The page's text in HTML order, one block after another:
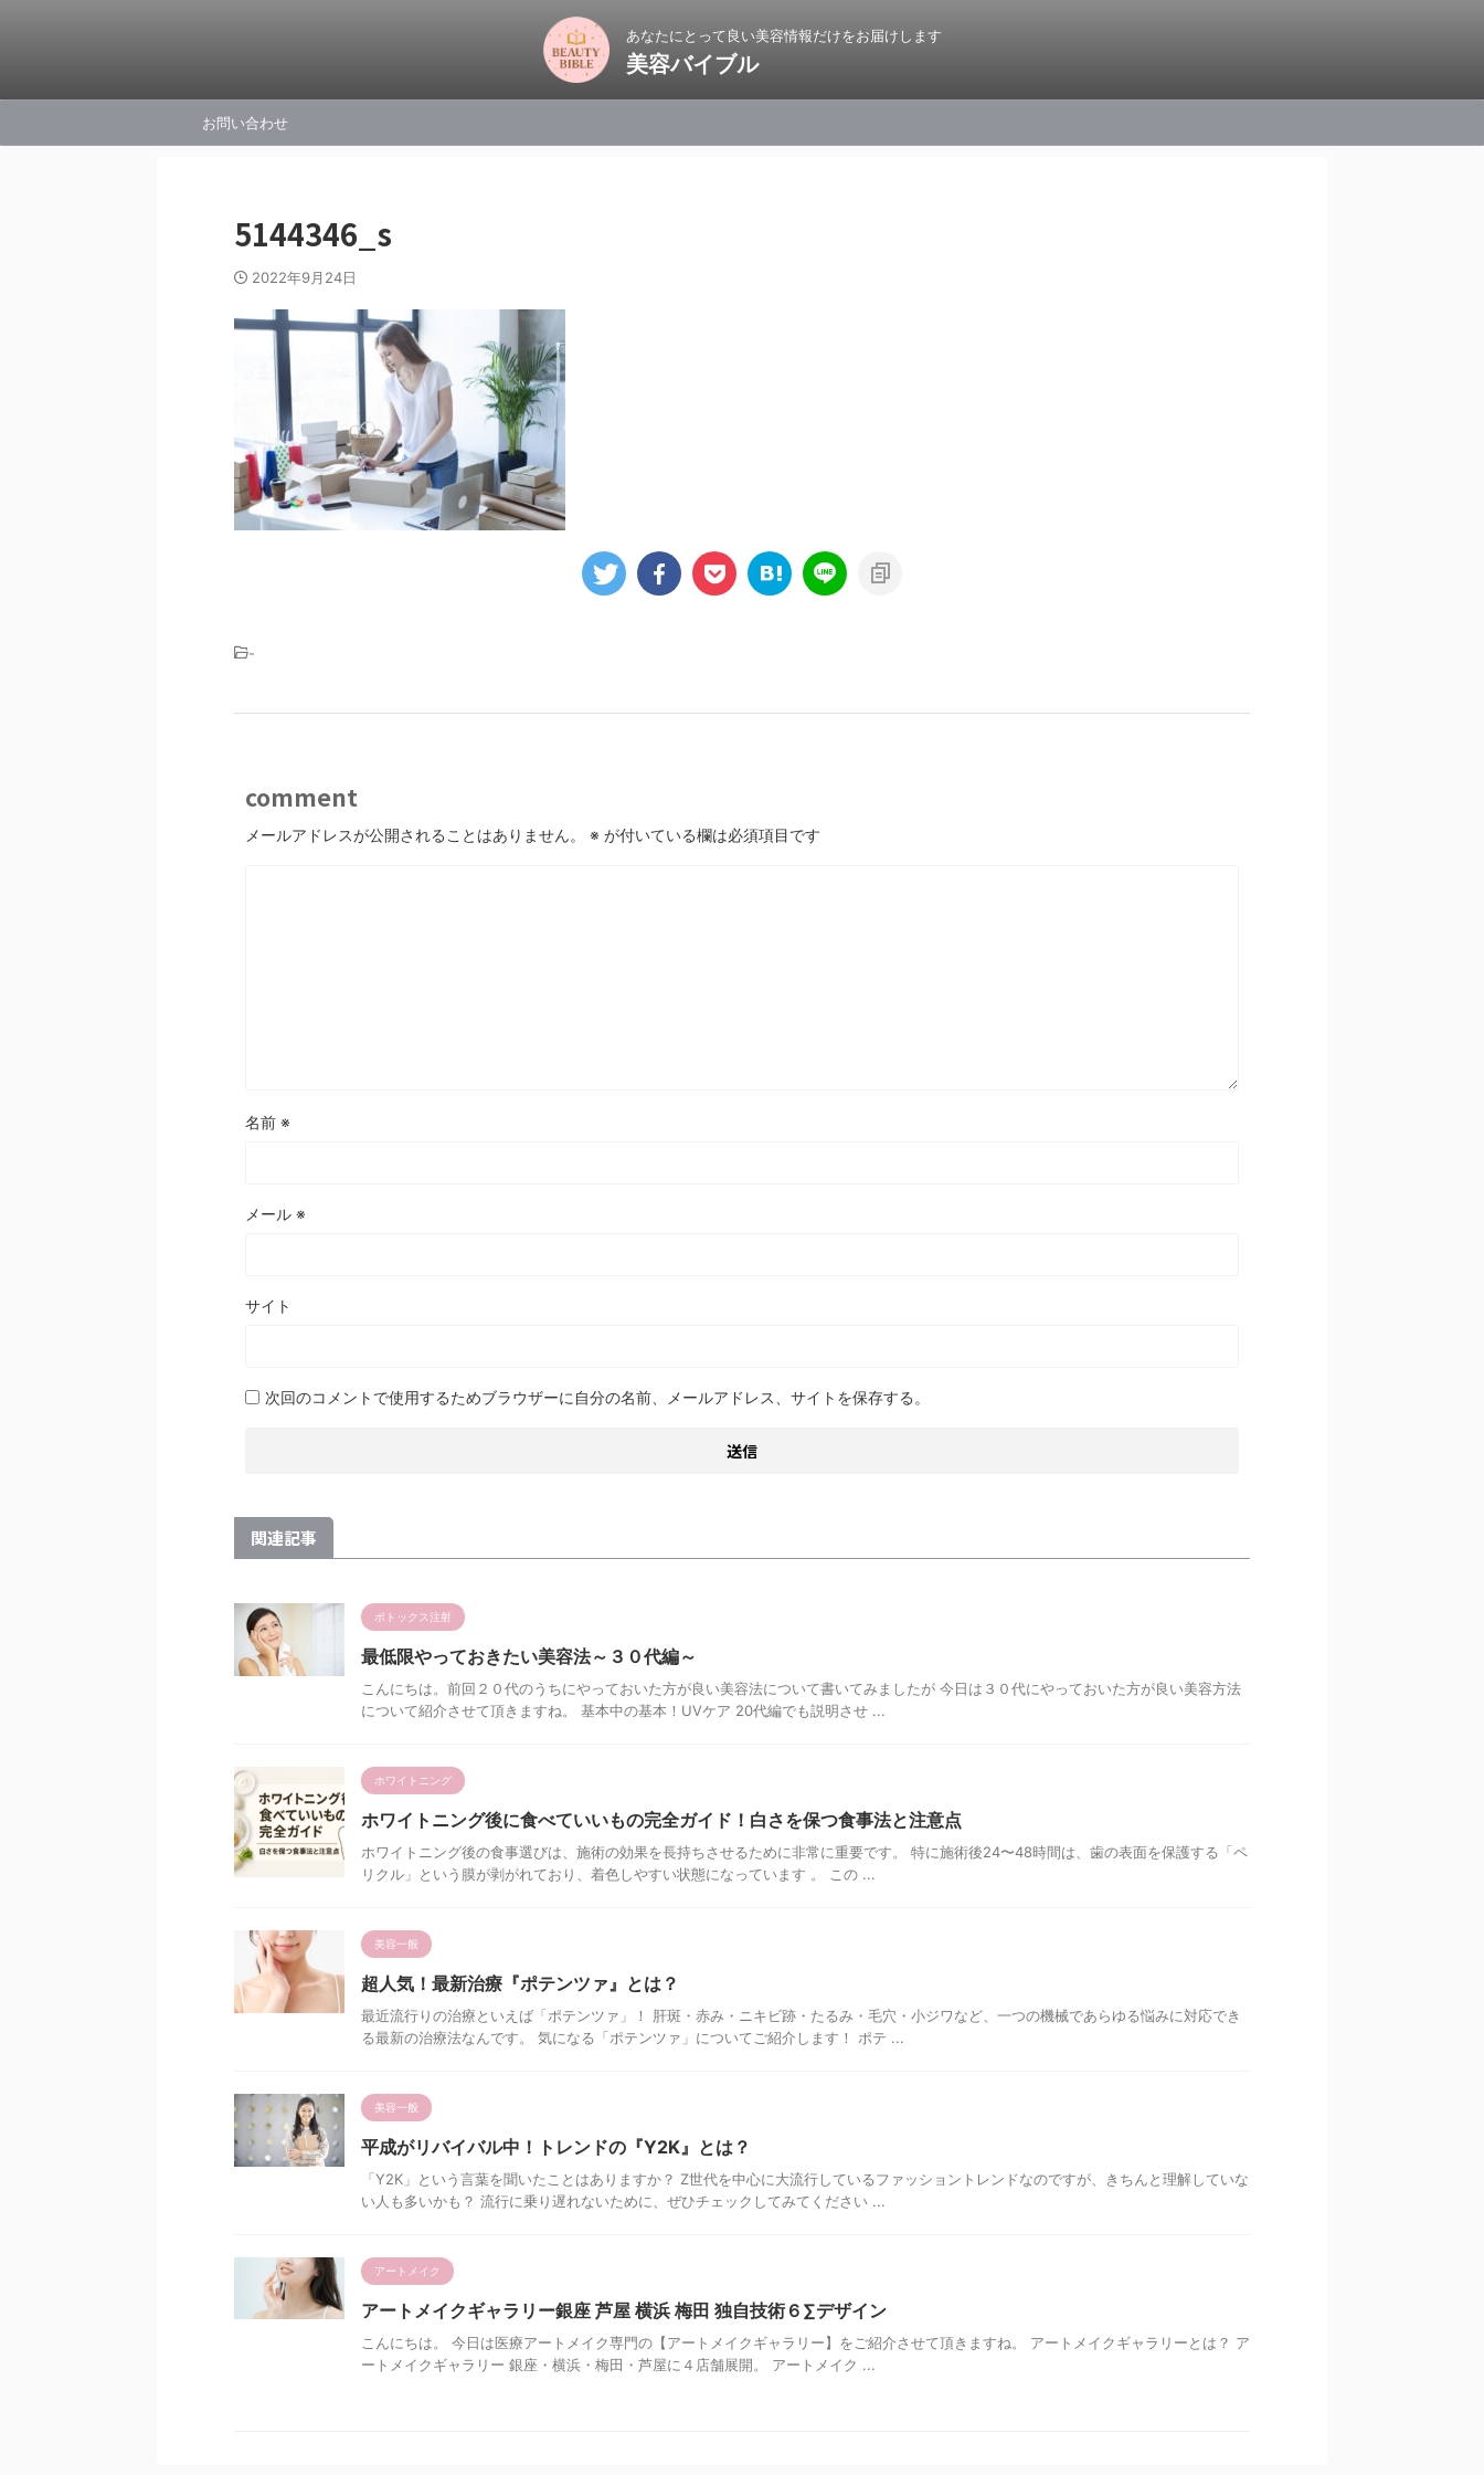
あなたにとって良い美容情報だけをお届けします
美容バイブル
お問い合わせ
5144346_s
2022年9月24日
-
comment
メールアドレスが公開されることはありません。 ※ が付いている欄は必須項目です
名前 ※
メール ※
サイト
次回のコメントで使用するためブラウザーに自分の名前、メールアドレス、サイトを保存する。
関連記事
ボトックス注射
最低限やっておきたい美容法～３０代編～
こんにちは。前回２０代のうちにやっておいた方が良い美容法について書いてみましたが 今日は３０代にやっておいた方が良い美容方法
について紹介させて頂きますね。 基本中の基本！UVケア 20代編でも説明させ ...
ホワイトニング
ホワイトニング後に食べていいもの完全ガイド！白さを保つ食事法と注意点
ホワイトニング後の食事選びは、施術の効果を長持ちさせるために非常に重要です。 特に施術後24〜48時間は、歯の表面を保護する「ペ
リクル」という膜が剥がれており、着色しやすい状態になっています 。 この ...
美容一般
超人気！最新治療『ポテンツァ』とは？
最近流行りの治療といえば「ポテンツァ」！ 肝斑・赤み・ニキビ跡・たるみ・毛穴・小ジワなど、一つの機械であらゆる悩みに対応でき
る最新の治療法なんです。 気になる「ポテンツァ」についてご紹介します！ ポテ ...
美容一般
平成がリバイバル中！トレンドの『Y2K』とは？
「Y2K」という言葉を聞いたことはありますか？ Z世代を中心に大流行しているファッショントレンドなのですが、きちんと理解していな
い人も多いかも？ 流行に乗り遅れないために、ぜひチェックしてみてください ...
アートメイク
アートメイクギャラリー銀座 芦屋 横浜 梅田 独自技術６∑デザイン
こんにちは。 今日は医療アートメイク専門の【アートメイクギャラリー】をご紹介させて頂きますね。 アートメイクギャラリーとは？ ア
ートメイクギャラリー 銀座・横浜・梅田・芦屋に４店舗展開。 アートメイク ...